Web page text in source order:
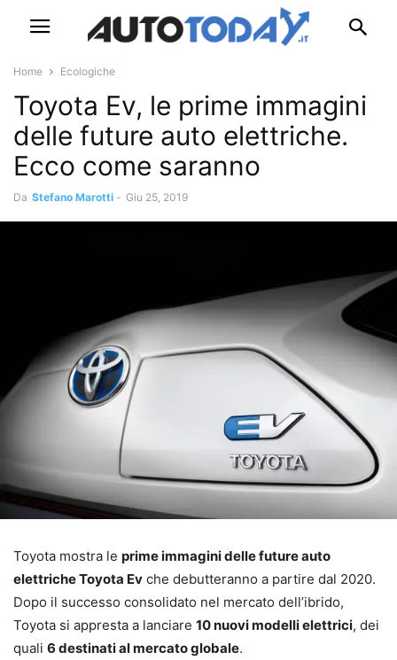
Home Ecologiche
Toyota Ev, le prime immagini
delle future auto elettriche.
Ecco come saranno
Da Stefano Marotti - Giu 25, 2019
Toyota mostra le prime immagini delle future auto
elettriche Toyota Ev che debutteranno a partire dal 2020.
Dopo il successo consolidato nel mercato dell’ibrido,
Toyota si appresta a lanciare 10 nuovi modelli elettrici, dei
quali 6 destinati al mercato globale.